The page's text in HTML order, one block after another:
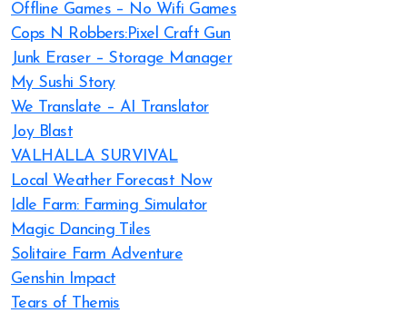
Offline Games – No Wifi Games
Cops N Robbers:Pixel Craft Gun
Junk Eraser – Storage Manager
My Sushi Story
We Translate – AI Translator
Joy Blast
VALHALLA SURVIVAL
Local Weather Forecast Now
Idle Farm: Farming Simulator
Magic Dancing Tiles
Solitaire Farm Adventure
Genshin Impact
Tears of Themis